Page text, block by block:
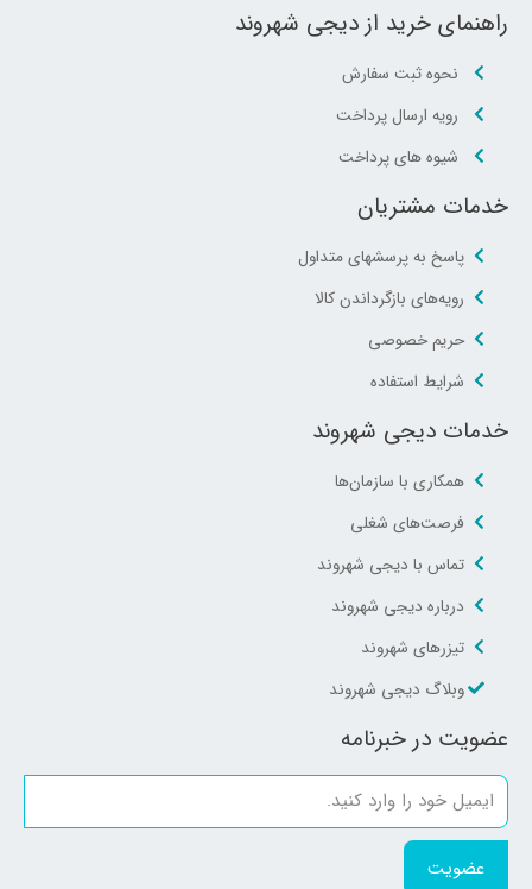
راهنمای خرید از دیجی شهروند
نحوه ثبت سفارش
رویه ارسال پرداخت
شیوه های پرداخت
خدمات مشتریان
پاسخ به پرسشهای متداول
رویه‌های بازگرداندن کالا
حریم خصوصی
شرایط استفاده
خدمات دیجی شهروند
همکاری با سازمان‌ها
فرصت‌های شغلی
تماس با دیجی شهروند
درباره دیجی شهروند
تیزرهای شهروند
وبلاگ دیجی شهروند
عضویت در خبرنامه
عضویت